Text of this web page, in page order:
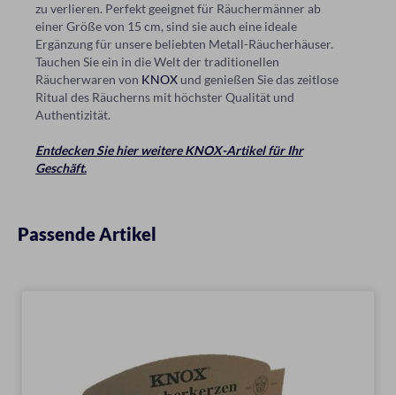
zu verlieren. Perfekt geeignet für Räuchermänner ab
einer Größe von 15 cm, sind sie auch eine ideale
Ergänzung für unsere beliebten Metall-Räucherhäuser.
Tauchen Sie ein in die Welt der traditionellen
Räucherwaren von KNOX und genießen Sie das zeitlose
Ritual des Räucherns mit höchster Qualität und
Authentizität.
Entdecken Sie hier weitere KNOX-Artikel für Ihr
Geschäft.
Passende Artikel